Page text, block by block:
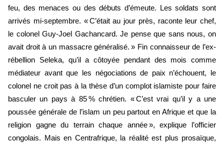
feu, des menaces ou des débuts d’émeute. Les soldats sont
arrivés mi-septembre. « C’était au jour près, raconte leur chef,
le colonel Guy-Joel Gachancard. Je pense que sans nous, on
avait droit à un massacre généralisé. » Fin connaisseur de l’ex-
rébellion Seleka, qu’il a côtoyée pendant des mois comme
médiateur avant que les négociations de paix n’échouent, le
colonel ne croit pas à la thèse d’un complot islamiste pour faire
basculer un pays à 85 % chrétien. « C’est vrai qu’il y a une
poussée générale de l’islam un peu partout en Afrique et que la
religion gagne du terrain chaque année », explique l’officier
congolais. Mais en Centrafrique, la réalité est plus prosaïque,